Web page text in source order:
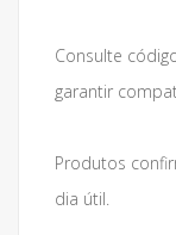
Consulte
garantir
Produtos
dia útil.